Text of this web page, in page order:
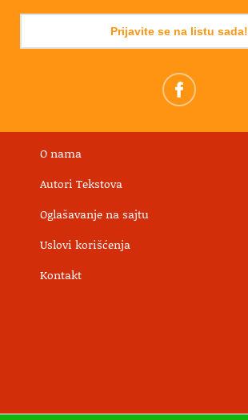
Prijavite se na listu sada!
O nama
Autori Tekstova
Oglašavanje na sajtu
Uslovi korišćenja
Kontakt